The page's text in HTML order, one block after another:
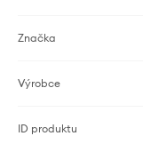
Značka
Výrobce
ID produktu